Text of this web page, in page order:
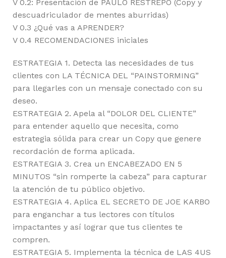
V 0.2: Presentación de PAULO RESTREPO (Copy y
descuadriculador de mentes aburridas)
V 0.3 ¿Qué vas a APRENDER?
V 0.4 RECOMENDACIONES iniciales
ESTRATEGIA 1. Detecta las necesidades de tus
clientes con LA TÉCNICA DEL “PAINSTORMING”
para llegarles con un mensaje conectado con su
deseo.
ESTRATEGIA 2. Apela al “DOLOR DEL CLIENTE”
para entender aquello que necesita, como
estrategia sólida para crear un Copy que genere
recordación de forma aplicada.
ESTRATEGIA 3. Crea un ENCABEZADO EN 5
MINUTOS “sin romperte la cabeza” para capturar
la atención de tu público objetivo.
ESTRATEGIA 4. Aplica EL SECRETO DE JOE KARBO
para enganchar a tus lectores con títulos
impactantes y así lograr que tus clientes te
compren.
ESTRATEGIA 5. Implementa la técnica de LAS 4US